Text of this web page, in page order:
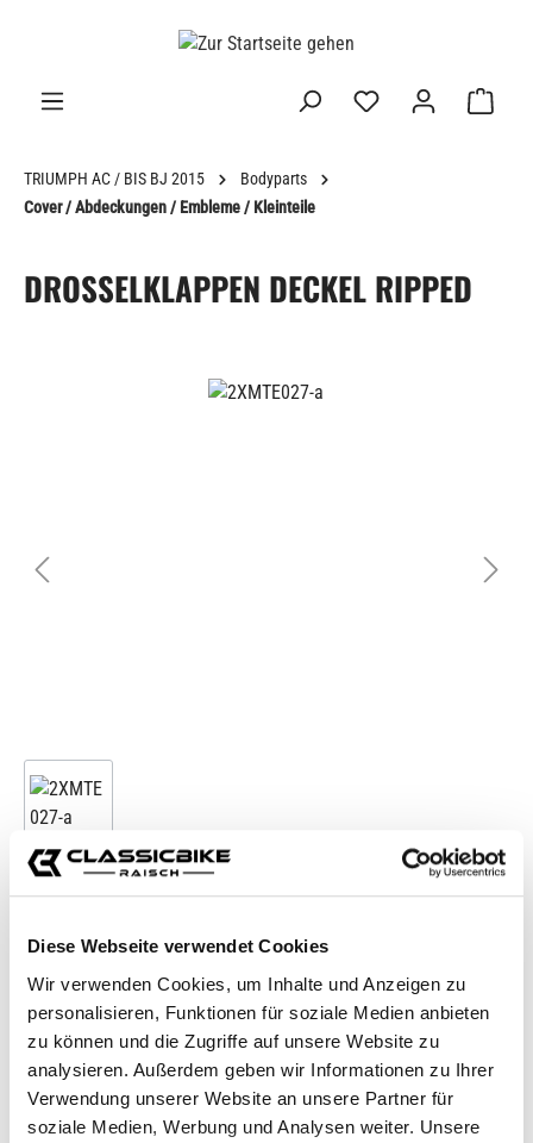
Diese Webseite verwendet Cookies
Wir verwenden Cookies, um Inhalte und Anzeigen zu
personalisieren, Funktionen für soziale Medien anbieten
zu können und die Zugriffe auf unsere Website zu
analysieren. Außerdem geben wir Informationen zu Ihrer
Verwendung unserer Website an unsere Partner für
soziale Medien, Werbung und Analysen weiter. Unsere
TRIUMPH AC / BIS BJ 2015
Bodyparts
Cover / Abdeckungen / Embleme / Kleinteile
DROSSELKLAPPEN DECKEL RIPPED
Bildergalerie überspringen